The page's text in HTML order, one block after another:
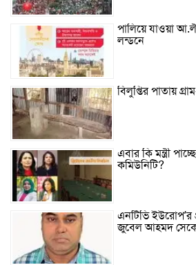
পালিয়ে যাওয়া
লন্ডনে
বিলুপ্তির পাতায়
এবার কি মন্ত্রী
কমিউনিটি?
এনটিভি ইউরোপ’র
জুবেল আহমদ